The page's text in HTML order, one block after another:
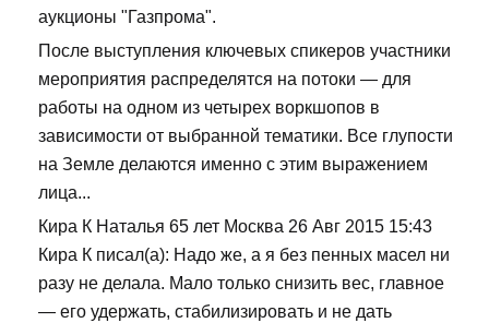
аукционы "Газпрома".
После выступления ключевых спикеров участники
мероприятия распределятся на потоки — для
работы на одном из четырех воркшопов в
зависимости от выбранной тематики. Все глупости
на Земле делаются именно с этим выражением
лица...
Кира К Наталья 65 лет Москва 26 Авг 2015 15:43
Кира К писал(а): Надо же, а я без пенных масел ни
разу не делала. Мало только снизить вес, главное
— его удержать, стабилизировать и не дать